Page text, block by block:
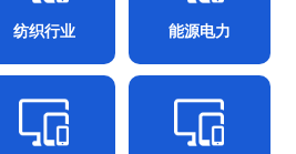
纺织行业 能源电力